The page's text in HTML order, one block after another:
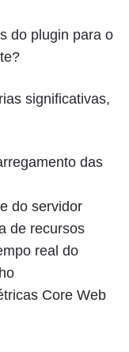
do plugin para o
significativas,
das
do servidor
de recursos
real do
Core Web